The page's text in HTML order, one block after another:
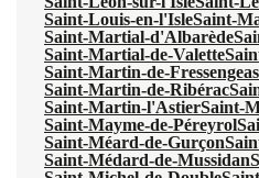
Saint-Louis-en-l'IsleSaint-
Saint-Martial-d'Albarède
Saint-Martial-de-Valette
Saint-Martin-de-Fressengeas
Saint-Martin-de-Ribérac
Saint-Martin-l'AstierSaint-
Saint-Mayme-de-Péreyrol
Saint-Méard-de-Gurçon
Saint-Médard-de-Mussidan